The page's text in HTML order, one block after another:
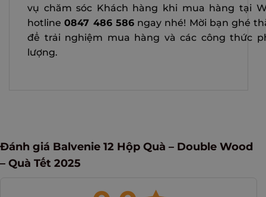
vụ chăm sóc Khách hàng khi mua hàng tại
hotline0847 486 586ngay nhé! Mời bạn ghé
để trải nghiệm mua hàng và các công thức
lượng.
Đánh giá Balvenie 12 Hộp Quà – Double Wood
– Quà Tết 2025